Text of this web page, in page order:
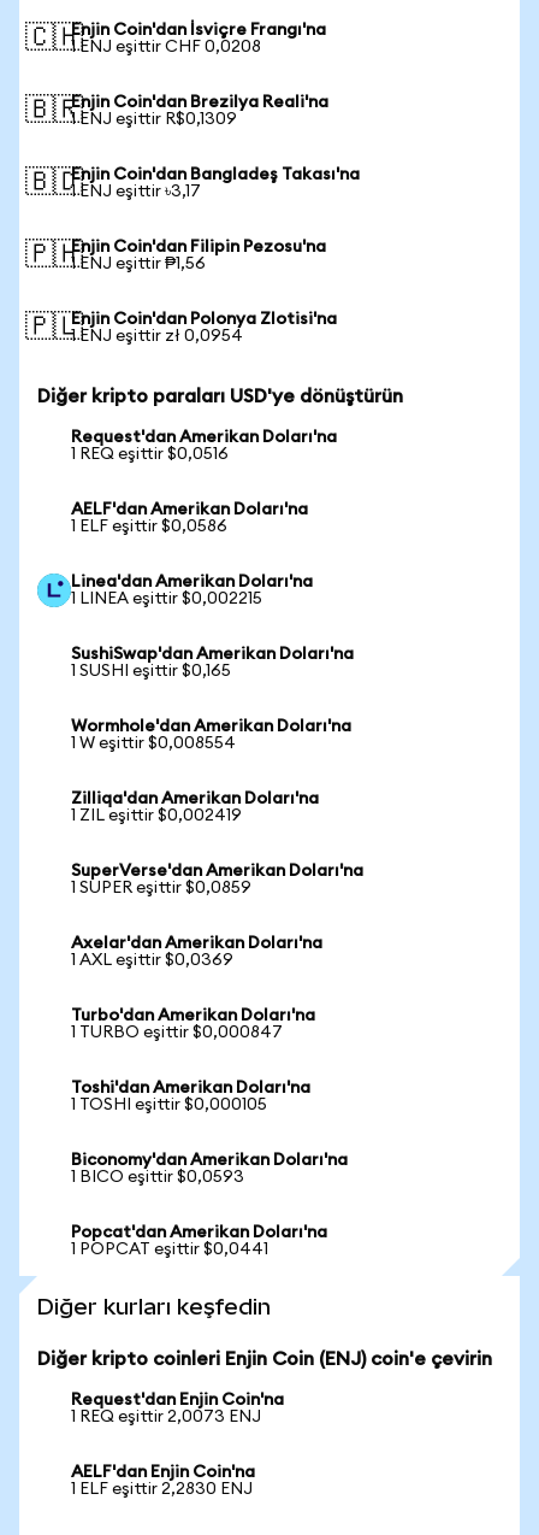
🇨🇭Enjin Coin'dan İsviçre Frangı'na
1 ENJ eşittir CHF 0,0208
🇧🇷Enjin Coin'dan Brezilya Reali'na
1 ENJ eşittir R$0,1309
🇧🇩Enjin Coin'dan Bangladeş Takası'na
1 ENJ eşittir ৳3,17
🇵🇭Enjin Coin'dan Filipin Pezosu'na
1 ENJ eşittir ₱1,56
🇵🇱Enjin Coin'dan Polonya Zlotisi'na
1 ENJ eşittir zł 0,0954
Diğer kripto paraları USD'ye dönüştürün
Request'dan Amerikan Doları'na
1 REQ eşittir $0,0516
AELF'dan Amerikan Doları'na
1 ELF eşittir $0,0586
Linea'dan Amerikan Doları'na
1 LINEA eşittir $0,002215
SushiSwap'dan Amerikan Doları'na
1 SUSHI eşittir $0,165
Wormhole'dan Amerikan Doları'na
1 W eşittir $0,008554
Zilliqa'dan Amerikan Doları'na
1 ZIL eşittir $0,002419
SuperVerse'dan Amerikan Doları'na
1 SUPER eşittir $0,0859
Axelar'dan Amerikan Doları'na
1 AXL eşittir $0,0369
Turbo'dan Amerikan Doları'na
1 TURBO eşittir $0,000847
Toshi'dan Amerikan Doları'na
1 TOSHI eşittir $0,000105
Biconomy'dan Amerikan Doları'na
1 BICO eşittir $0,0593
Popcat'dan Amerikan Doları'na
1 POPCAT eşittir $0,0441
Diğer kurları keşfedin
Diğer kripto coinleri Enjin Coin (ENJ) coin'e çevirin
Request'dan Enjin Coin'na
1 REQ eşittir 2,0073 ENJ
AELF'dan Enjin Coin'na
1 ELF eşittir 2,2830 ENJ